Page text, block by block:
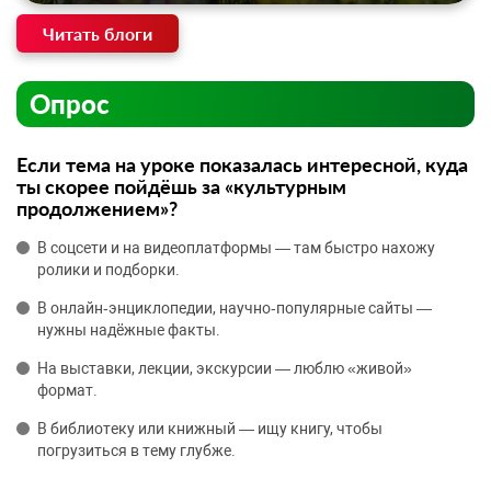
Читать блоги
Опрос
Если тема на уроке показалась интересной, куда
ты скорее пойдёшь за «культурным
продолжением»?
В соцсети и на видеоплатформы — там быстро нахожу
ролики и подборки.
В онлайн‑энциклопедии, научно‑популярные сайты —
нужны надёжные факты.
На выставки, лекции, экскурсии — люблю «живой»
формат.
В библиотеку или книжный — ищу книгу, чтобы
погрузиться в тему глубже.